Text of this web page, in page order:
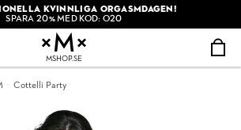
KVINNLIGA ORGASMDAGEN!
SPARA 20% MED KOD: O20
MSHOP.SE
Cottelli Party